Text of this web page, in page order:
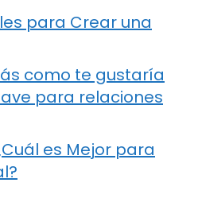
para Crear una
como te gustaría
para relaciones
es Mejor para